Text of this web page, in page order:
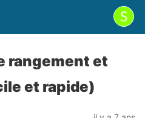
rangement et
et rapide)